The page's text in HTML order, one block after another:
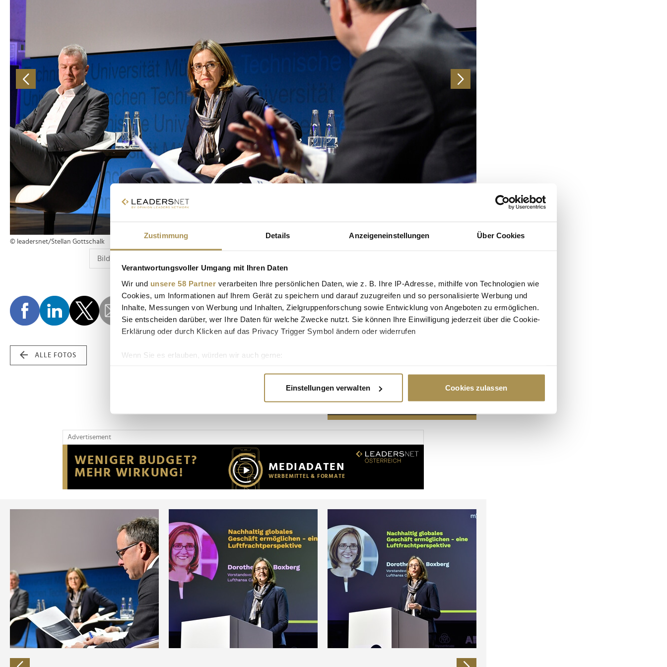
Zustimmung Details Anzeigeneinstellungen Über Cookies
Verantwortungsvoller Umgang mit Ihren Daten
Wir und unsere 58 Partner verarbeiten Ihre persönlichen Daten, wie z. B. Ihre IP-Adresse, mithilfe von Technologien wie
Cookies, um Informationen auf Ihrem Gerät zu speichern und darauf zuzugreifen und so personalisierte Werbung und
Inhalte, Messungen von Werbung und Inhalten, Zielgruppenforschung sowie Entwicklung von Angeboten zu ermöglichen.
Sie entscheiden darüber, wer Ihre Daten für welche Zwecke nutzt. Sie können Ihre Einwilligung jederzeit über die Cookie-
Erklärung oder durch Klicken auf das Privacy Trigger Symbol ändern oder widerrufen
Wenn Sie es erlauben, würden wir auch gerne:
Erfahren Sie mehr darüber, wie Ihre persönlichen Daten verarbeitet werden, und legen Sie Ihre Präferenzen im
Wir verwenden Cookies, um Inhalte und Anzeigen zu personalisieren, Funktionen für soziale Medien anbieten zu können
Website an unsere Partner für soziale Medien, Werbung und Analysen weiter. Unsere Partner führen diese Informationen
möglicherweise mit weiteren Daten zusammen, die Sie ihnen bereitgestellt haben oder die sie im Rahmen Ihrer Nutzung
der Dienste gesammelt haben.
Einstellungen verwalten Cookies zulassen
© leadersnet/Stellan Gottschalk
ALLE FOTOS
Advertisement
Advertisement